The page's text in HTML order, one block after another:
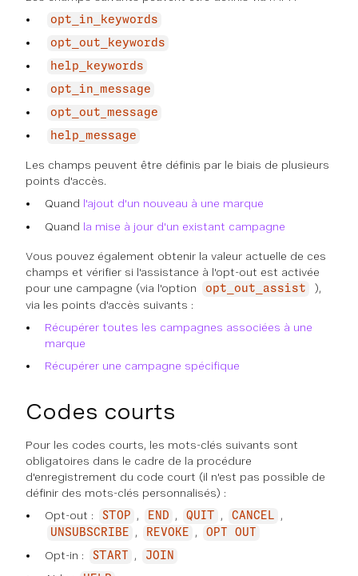
opt_in_keywords
opt_out_keywords
help_keywords
opt_in_message
opt_out_message
help_message
Les champs peuvent être définis par le biais de plusieurs
points d'accès.
Quand l'ajout d'un nouveau à une marque
Quand la mise à jour d'un existant campagne
Vous pouvez également obtenir la valeur actuelle de ces
champs et vérifier si l'assistance à l'opt-out est activée
pour une campagne (via l'option
opt_out_assist
),
via les points d'accès suivants :
Récupérer toutes les campagnes associées à une
marque
Récupérer une campagne spécifique
Codes courts
Pour les codes courts, les mots-clés suivants sont
obligatoires dans le cadre de la procédure
d'enregistrement du code court (il n'est pas possible de
définir des mots-clés personnalisés) :
Opt-out :
STOP , END , QUIT , CANCEL ,
UNSUBSCRIBE , REVOKE , OPT OUT
Opt-in : START , JOIN